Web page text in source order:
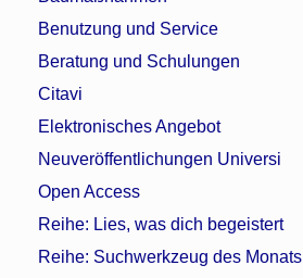
Benutzung und Service
Beratung und Schulungen
Citavi
Elektronisches Angebot
Neuveröffentlichungen Universi
Open Access
Reihe: Lies, was dich begeistert
Reihe: Suchwerkzeug des Monats